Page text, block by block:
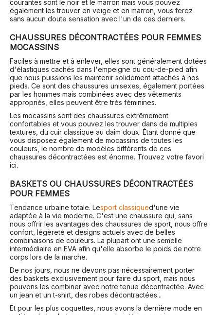
courantes sont le noir et le marron mais vous pouvez
également les trouver en veige et en marron, vous ferez
sans aucun doute sensation avec l'un de ces derniers.
CHAUSSURES DÉCONTRACTÉES POUR FEMMES
MOCASSINS
Faciles à mettre et à enlever, elles sont généralement dotées
d'élastiques cachés dans l'empeigne du cou-de-pied afin
que nous puissions les maintenir solidement attachés à nos
pieds. Ce sont des chaussures unisexes, également portées
par les hommes mais combinées avec des vêtements
appropriés, elles peuvent être très féminines.
Les mocassins sont des chaussures extrêmement
confortables et vous pouvez les trouver dans de multiples
textures, du cuir classique au daim doux. Étant donné que
vous disposez également de mocassins de toutes les
couleurs, le nombre de modèles différents de ces
chaussures décontractées est énorme. Trouvez votre favori
ici.
BASKETS OU CHAUSSURES DÉCONTRACTÉES
POUR FEMMES
Tendance urbaine totale. Lesport classiqued'une vie
adaptée à la vie moderne. C'est une chaussure qui, sans
nous offrir les avantages des chaussures de sport, nous offre
confort, légèreté et designs actuels avec de belles
combinaisons de couleurs. La plupart ont une semelle
intermédiaire en EVA afin qu'elle absorbe le poids de notre
corps lors de la marche.
De nos jours, nous ne devons pas nécessairement porter
des baskets exclusivement pour faire du sport, mais nous
pouvons les combiner avec notre tenue décontractée. Avec
un jean et un t-shirt, des robes décontractées...
Et pour les plus coquettes, nous avons la dernière mode en